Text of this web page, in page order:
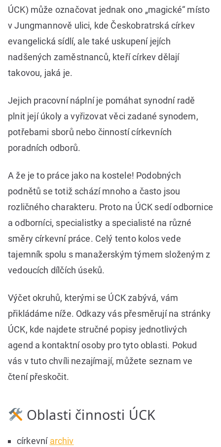
ÚCK) může označovat jednak ono „magické“ místo
v Jungmannově ulici, kde Českobratrská církev
evangelická sídlí, ale také uskupení jejích
nadšených zaměstnanců, kteří církev dělají
takovou, jaká je.
Jejich pracovní náplní je pomáhat synodní radě
plnit její úkoly a vyřizovat věci zadané synodem,
potřebami sborů nebo činností církevních
poradních odborů.
A že je to práce jako na kostele! Podobných
podnětů se totiž schází mnoho a často jsou
rozličného charakteru. Proto na ÚCK sedí odbornice
a odborníci, specialistky a specialisté na různé
směry církevní práce. Celý tento kolos vede
tajemník spolu s manažerským týmem složeným z
vedoucích dílčích úseků.
Výčet okruhů, kterými se ÚCK zabývá, vám
přikládáme níže. Odkazy vás přesměrují na stránky
ÚCK, kde najdete stručné popisy jednotlivých
agend a kontaktní osoby pro tyto oblasti. Pokud
vás v tuto chvíli nezajímají, můžete seznam ve
čtení přeskočit.
Oblasti činnosti ÚCK
církevní archiv